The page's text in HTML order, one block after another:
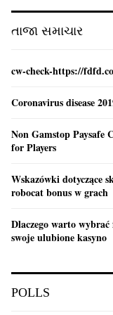
:
તાજા સમાચાર
cw-check-https://
Coronavirus disease
Non Gamstop Paysafe
for Players
Wskazówki dotyczące
robocat bonus w grach
Dlaczego warto
swoje ulubione kasyno
POLLS